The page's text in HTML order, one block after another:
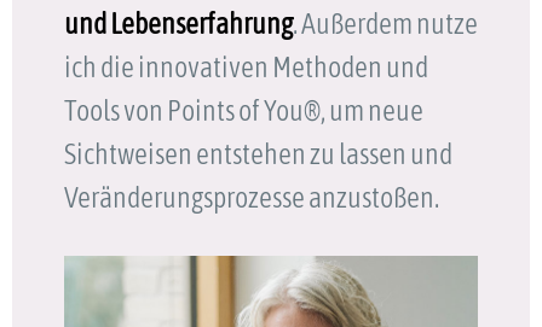
und Lebenserfahrung. Außerdem nutze
ich die innovativen Methoden und
Tools von Points of You®, um neue
Sichtweisen entstehen zu lassen und
Veränderungsprozesse anzustoßen.